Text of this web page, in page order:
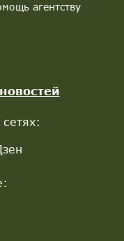
агентству